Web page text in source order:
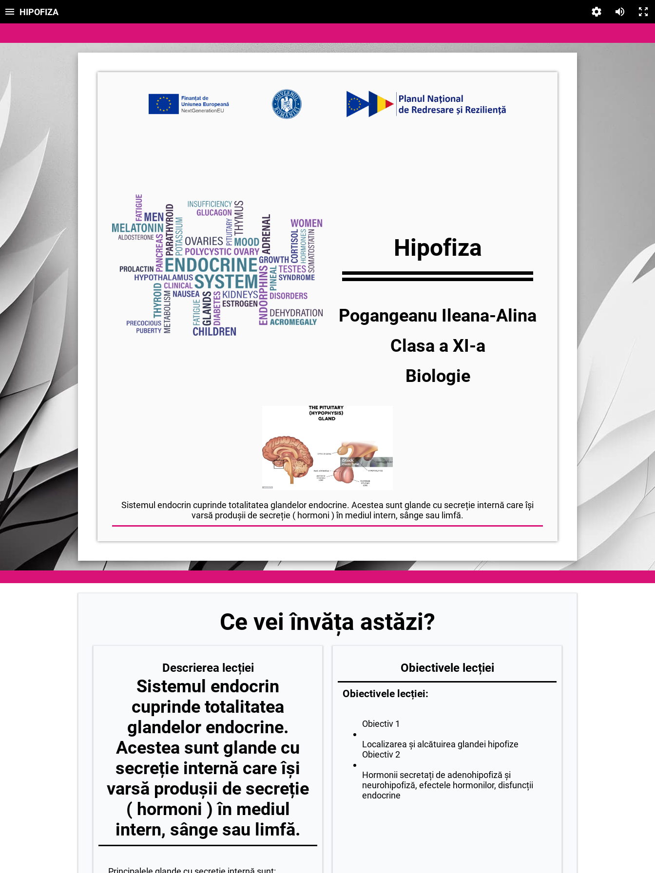
HIPOFIZA
Hipofiza
Pogangeanu Ileana-Alina
Clasa a XI-a
Biologie
Sistemul endocrin cuprinde totalitatea glandelor endocrine. Acestea sunt glande cu secreție internă care își
varsă produșii de secreție ( hormoni ) în mediul intern, sânge sau limfă.
Ce vei învăța astăzi?
Descrierea lecției
Sistemul endocrin
cuprinde totalitatea
glandelor endocrine.
Acestea sunt glande cu
secreție internă care își
varsă produșii de secreție
( hormoni ) în mediul
intern, sânge sau limfă.
Obiectivele lecției
Obiectivele lecției:
Obiectiv 1
Localizarea și alcătuirea glandei hipofize
Obiectiv 2
Hormonii secretați de adenohipofiză și
neurohipofiză, efectele hormonilor, disfuncții
endocrine